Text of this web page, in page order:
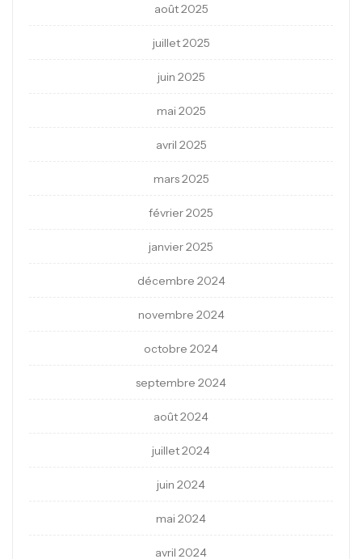
août 2025
juillet 2025
juin 2025
mai 2025
avril 2025
mars 2025
février 2025
janvier 2025
décembre 2024
novembre 2024
octobre 2024
septembre 2024
août 2024
juillet 2024
juin 2024
mai 2024
avril 2024